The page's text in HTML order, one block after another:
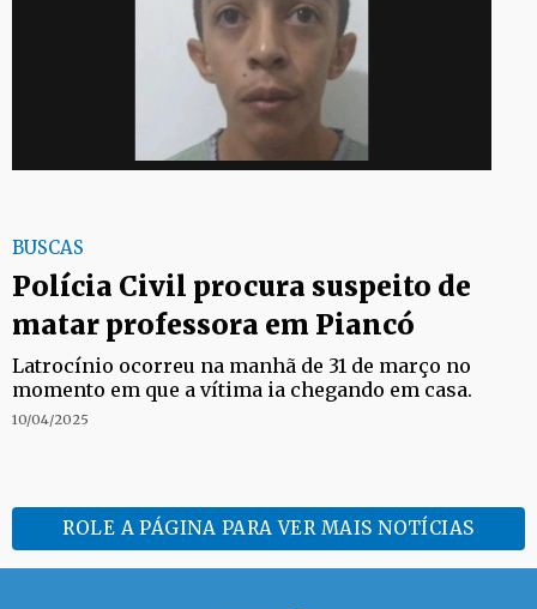
BUSCAS
Polícia Civil procura suspeito de
matar professora em Piancó
Latrocínio ocorreu na manhã de 31 de março no
momento em que a vítima ia chegando em casa.
10/04/2025
ROLE A PÁGINA PARA VER MAIS NOTÍCIAS